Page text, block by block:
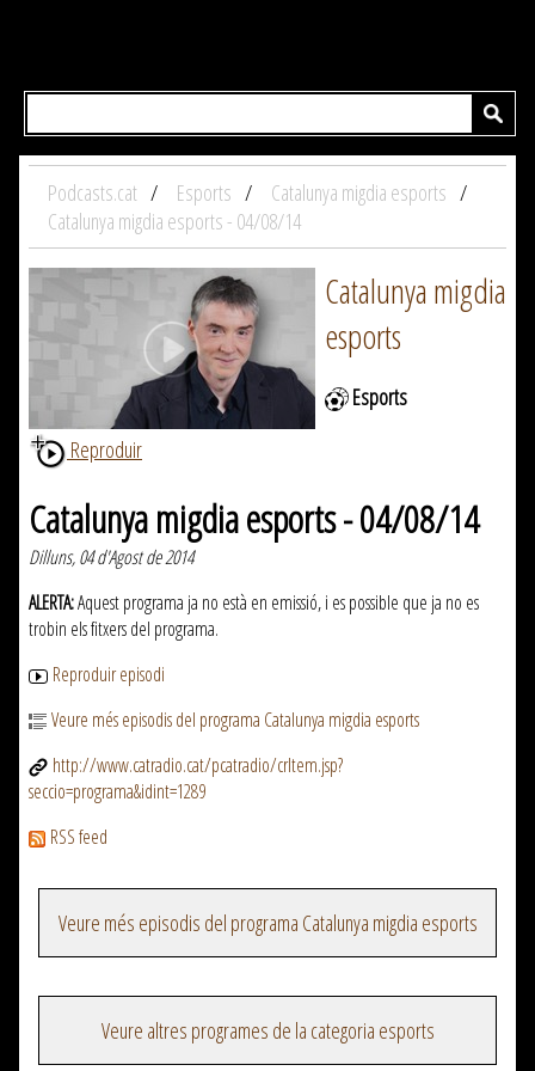
Podcasts.cat Esports
Catalunya migdia esports
Catalunya migdia esports - 04/08/14
Catalunya migdia
esports
Esports
Reproduir
Catalunya migdia esports - 04/08/14
Dilluns, 04 d'Agost de 2014
ALERTA:Aquest programa ja no està en emissió, i es possible que ja no es
trobin els fitxers del programa.
Reproduir episodi
Veure més episodis del programa Catalunya migdia esports
http://www.catradio.cat/pcatradio/crItem.jsp?
seccio=programa&idint=1289
RSS feed
Veure més episodis del programa Catalunya migdia esports
Veure altres programes de la categoria esports